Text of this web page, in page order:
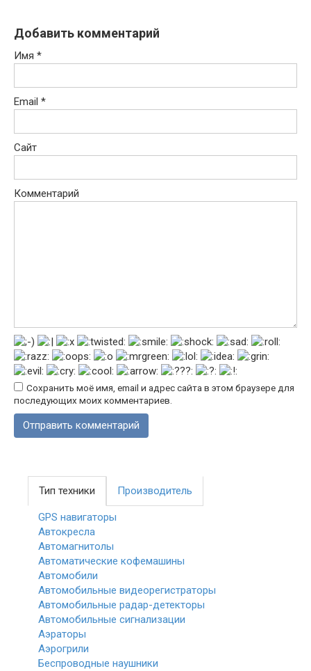
Добавить комментарий
Имя *
Email *
Сайт
Комментарий
Сохранить моё имя, email и адрес сайта в этом браузере для
последующих моих комментариев.
Тип техники Производитель
GPS навигаторы
Автокресла
Автомагнитолы
Автоматические кофемашины
Автомобили
Автомобильные видеорегистраторы
Автомобильные радар-детекторы
Автомобильные сигнализации
Аэраторы
Аэрогрили
Беспроводные наушники